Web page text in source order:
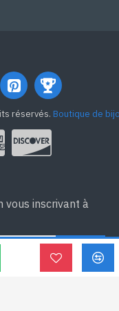
réservés. Boutique de
vous inscrivant à